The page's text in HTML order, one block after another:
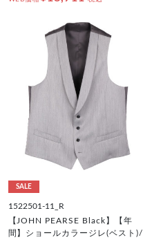
SALE
1522501-11_R
【JOHN PEARSE Black】【年
間】ショールカラージレ(ベスト)/